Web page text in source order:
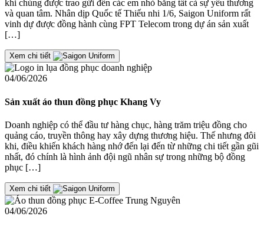
khi chúng được trao gửi đến các em nhỏ bằng tất cả sự yêu thương
và quan tâm. Nhân dịp Quốc tế Thiếu nhi 1/6, Saigon Uniform rất
vinh dự được đồng hành cùng FPT Telecom trong dự án sản xuất
[…]
Xem chi tiết
04/06/2026
Sản xuất áo thun đồng phục Khang Vy
Doanh nghiệp có thể đầu tư hàng chục, hàng trăm triệu đồng cho
quảng cáo, truyền thông hay xây dựng thương hiệu. Thế nhưng đôi
khi, điều khiến khách hàng nhớ đến lại đến từ những chi tiết gần gũi
nhất, đó chính là hình ảnh đội ngũ nhân sự trong những bộ đồng
phục […]
Xem chi tiết
04/06/2026